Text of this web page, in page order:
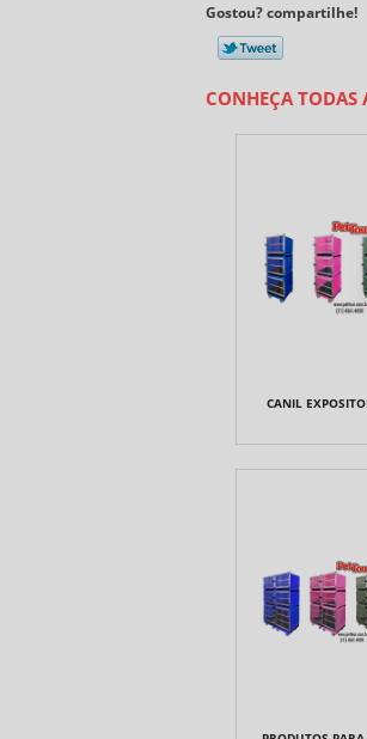
Gostou? compartilhe!
CONHEÇA TODAS
CANIL